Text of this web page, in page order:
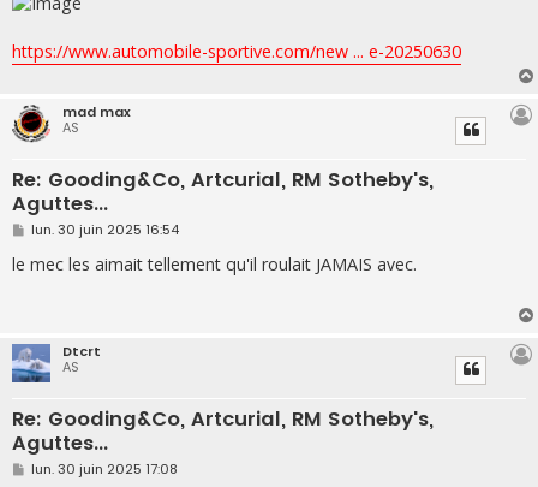
https://www.automobile-sportive.com/new ... e-20250630
mad max
AS
Re: Gooding&Co, Artcurial, RM Sotheby's,
Aguttes...
M
s
s
lun. 30 juin 2025 16:54
le mec les aimait tellement qu'il roulait JAMAIS avec.
Dtcrt
AS
Re: Gooding&Co, Artcurial, RM Sotheby's,
Aguttes...
M
lun. 30 juin 2025 17:08